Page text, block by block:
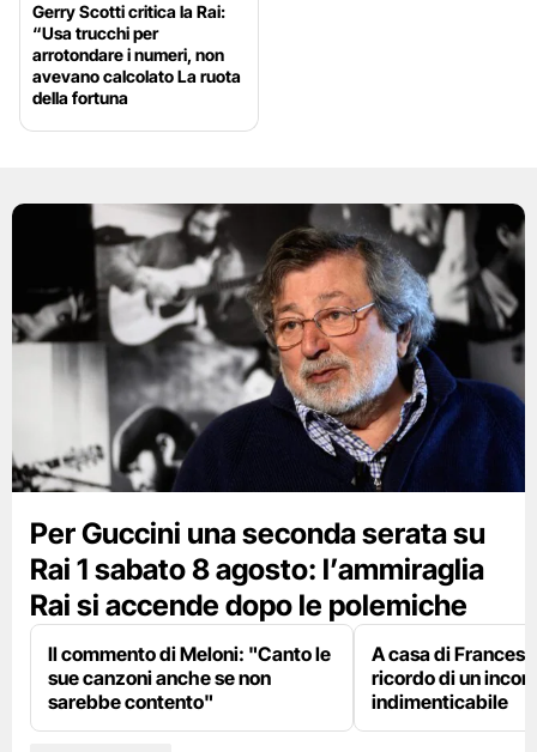
Gerry Scotti critica la Rai:
“Usa trucchi per
arrotondare i numeri, non
avevano calcolato La ruota
della fortuna
Per Guccini una seconda serata su
Rai 1 sabato 8 agosto: l’ammiraglia
Rai si accende dopo le polemiche
Il commento di Meloni: "Canto le
sue canzoni anche se non
sarebbe contento"
A casa di
ricordo di un
indimenticabile